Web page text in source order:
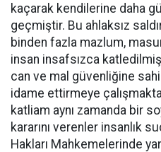
kaçarak kendilerine daha
geçmiştir. Bu ahlaksız
binden fazla mazlum,
insan insafsızca
can ve mal güvenliğine
idame ettirmeye
katliam aynı zamanda bir
kararını verenler insanlık
Hakları Mahkemelerinde